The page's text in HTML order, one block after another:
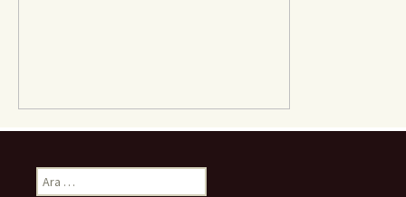
Arama: